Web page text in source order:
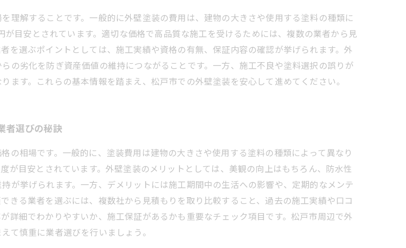
理解することです。一般的に外壁塗装の費用は、建物の大きさや使用する塗料の種類に
目安とされています。適切な価格で高品質な施工を受けるためには、複数の業者から見
を選ぶポイントとしては、施工実績や資格の有無、保証内容の確認が挙げられます。外
の劣化を防ぎ資産価値の維持につながることです。一方、施工不良や塗料選択の誤りが
ます。これらの基本情報を踏まえ、松戸市での外壁塗装を安心して進めてください。
者選びの秘訣
の相場です。一般的に、塗装費用は建物の大きさや使用する塗料の種類によって異なり
が目安とされています。外壁塗装のメリットとしては、美観の向上はもちろん、防水性
が挙げられます。一方、デメリットには施工期間中の生活への影響や、定期的なメンテ
きる業者を選ぶには、複数社から見積もりを取り比較すること、過去の施工実績や口コ
詳細でわかりやすいか、施工保証があるかも重要なチェック項目です。松戸市周辺で外
て慎重に業者選びを行いましょう。